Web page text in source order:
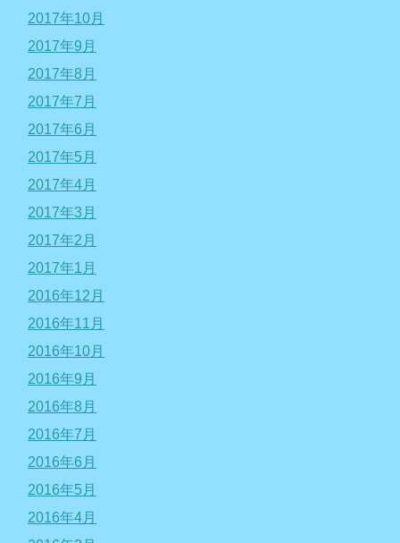
2017年10月
2017年9月
2017年8月
2017年7月
2017年6月
2017年5月
2017年4月
2017年3月
2017年2月
2017年1月
2016年12月
2016年11月
2016年10月
2016年9月
2016年8月
2016年7月
2016年6月
2016年5月
2016年4月